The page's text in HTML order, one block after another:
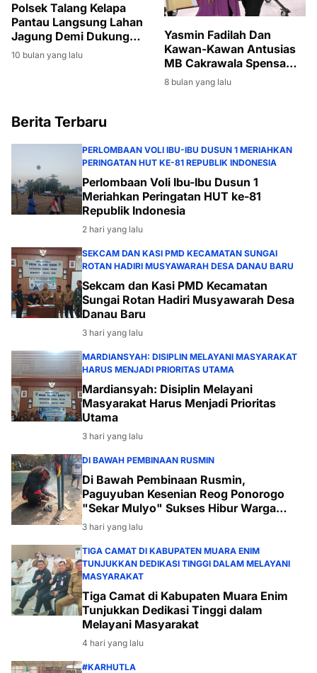
Polsek Talang Kelapa
Pantau Langsung Lahan
Jagung Demi Dukung
Ketahanan Pangan
10 bulan yang lalu
Yasmin Fadilah Dan
Kawan-Kawan Antusias
MB Cakrawala Spensa
Pertahankan Juara di
Piala Menpora
8 bulan yang lalu
Berita Terbaru
PERLOMBAAN VOLI IBU-IBU DUSUN 1 MERIAHKAN
PERINGATAN HUT KE-81 REPUBLIK INDONESIA
Perlombaan Voli Ibu-Ibu Dusun 1
Meriahkan Peringatan HUT ke-81
Republik Indonesia
2 hari yang lalu
SEKCAM DAN KASI PMD KECAMATAN SUNGAI
ROTAN HADIRI MUSYAWARAH DESA DANAU BARU
Sekcam dan Kasi PMD Kecamatan
Sungai Rotan Hadiri Musyawarah Desa
Danau Baru
3 hari yang lalu
MARDIANSYAH: DISIPLIN MELAYANI MASYARAKAT
HARUS MENJADI PRIORITAS UTAMA
Mardiansyah: Disiplin Melayani
Masyarakat Harus Menjadi Prioritas
Utama
3 hari yang lalu
DI BAWAH PEMBINAAN RUSMIN
Di Bawah Pembinaan Rusmin,
Paguyuban Kesenian Reog Ponorogo
"Sekar Mulyo" Sukses Hibur Warga
Desa Payabakal
3 hari yang lalu
TIGA CAMAT DI KABUPATEN MUARA ENIM
TUNJUKKAN DEDIKASI TINGGI DALAM MELAYANI
MASYARAKAT
Tiga Camat di Kabupaten Muara Enim
Tunjukkan Dedikasi Tinggi dalam
Melayani Masyarakat
4 hari yang lalu
#KARHUTLA